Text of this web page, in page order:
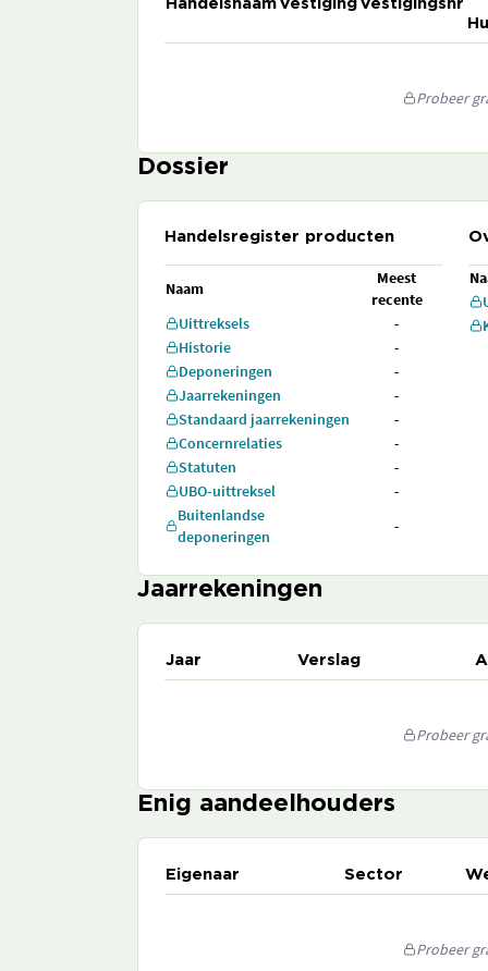
Handelsnaam Vestiging Vestigingsnr
Probeer
Dossier
Handelsregister producten
Naam
Meest
recente
Uittreksels
-
Historie
-
Deponeringen
-
Jaarrekeningen
-
Standaard jaarrekeningen
-
Concernrelaties
-
Statuten
-
UBO-uittreksel
-
Buitenlandse
deponeringen
-
Jaarrekeningen
Jaar Verslag
Probeer
Enig aandeelhouders
Eigenaar Sector
Probeer